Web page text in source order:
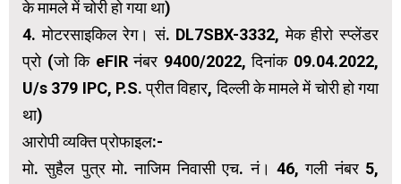
के मामले में चोरी हो गया था)
4. मोटरसाइकिल रेग। सं. DL7SBX-3332, मेक हीरो स्प्लेंडर
प्रो (जो कि eFIR नंबर 9400/2022, दिनांक 09.04.2022,
U/s 379 IPC, P.S. प्रीत विहार, दिल्ली के मामले में चोरी हो गया
था)
आरोपी व्यक्ति प्रोफाइल:-
मो. सुहैल पुत्र मो. नाजिम निवासी एच. नं। 46, गली नंबर 5,